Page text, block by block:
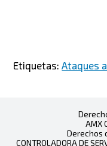
Etiquetas:Ataques
AMX
Derechos
CONTROLADORA DE